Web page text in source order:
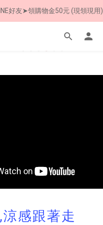
8 父親節限定 超商取貨免運費
好友➤領購物金50元 (現領現用)
24 全館買就送 雨傘收納袋(乙個)
感跟著走